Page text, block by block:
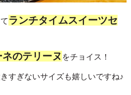
ランチタイムスイーツセ
のテリーヌ をチョイス！
すぎないサイズも嬉しいですね♪